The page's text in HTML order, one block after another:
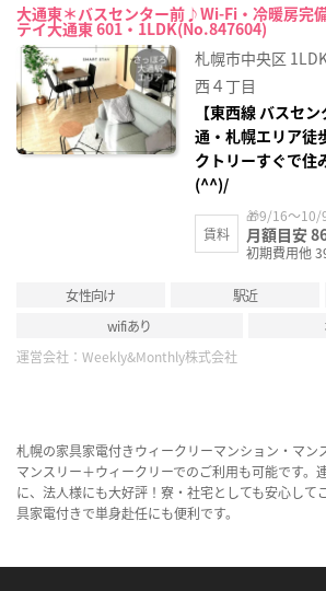
大通東＊バスセンター前♪Wi-Fi・冷暖房完
テイ大通東 601・1LDK(No.847604)
札幌市中央区
西４丁目
【東西線 バスセ
通・札幌エリア
クトリーすぐで住
(^^)/
賃料
🎁9/16～10/
月額目安
初期費用他
女性向け 駅近
wifiあり
運営会社： Weekly&Monthly株式会社
札幌の家具家電付きウィークリーマンション・マン
マンスリー＋ウィークリーでのご利用も可能です。
に、法人様にも大好評！寮・社宅としても安心して
具家電付きで単身赴任にも便利です。